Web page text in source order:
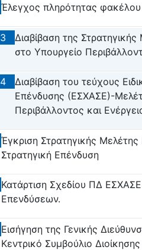
Έλεγχος πληρότητας φακέλου
3
Διαβίβαση της
στο Υπουργείο
4
Διαβίβαση του τεύχους
Επένδυσης (ΕΣΧΑΣΕ)-
Περιβάλλοντος και
Έγκριση Στρατηγικής
Στρατηγική Επένδυση
Κατάρτιση Σχεδίου ΠΔ
Επενδύσεων.
Εισήγηση της Γενικής
Κεντρικό Συμβούλιο